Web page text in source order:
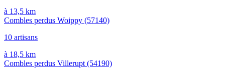
à 13,5 km
Combles perdus Woippy (57140)
10 artisans
à 18,5 km
Combles perdus Villerupt (54190)